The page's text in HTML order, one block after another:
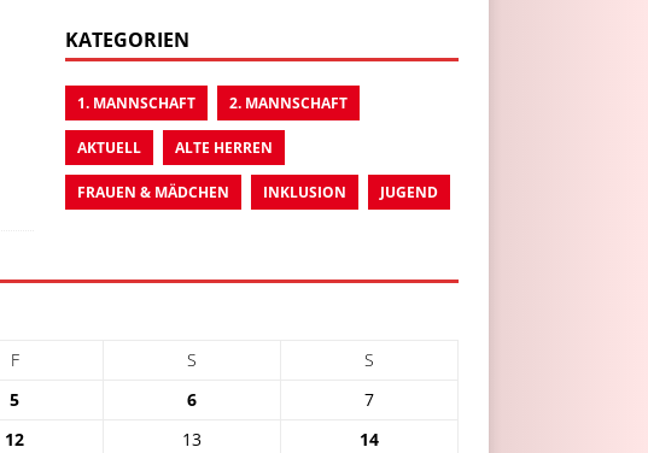
KATEGORIEN
1. MANNSCHAFT 2. MANNSCHAFT
AKTUELL ALTE HERREN
FRAUEN & MÄDCHEN INKLUSION JUGEND
F S
S
5 6
7
12 13 14